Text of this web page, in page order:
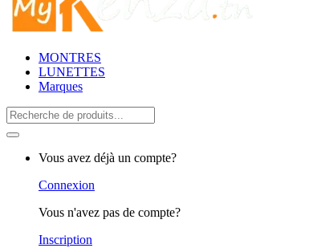
MONTRES
LUNETTES
Marques
Search
for:
Vous avez déjà un compte?
Connexion
Vous n'avez pas de compte?
Inscription